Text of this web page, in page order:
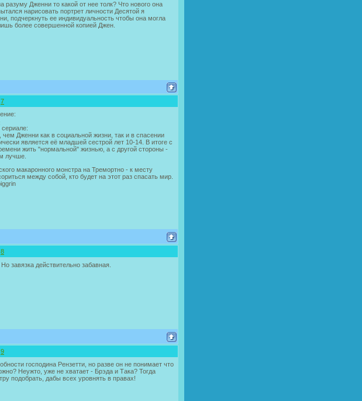
Дженни то какой от нее толк? Что нового она
нарисовать портрет личности Десятой я
подчеркнуть ее индивидуальность чтобы она могла
более совершенной копией Джен.
7
сериале:
Дженни как в социальной жизни, так и в спасении
является её младшей сестрой лет 10-14. В итоге с
жить "нормальной" жизнью, а с другой стороны -
лучше.
макаронного монстра на Тремортно - к месту
между собой, кто будет на этот раз спасать мир.
8
Но завязка действительно забавная.
9
господина Рензетти, но разве он не понимает что
Неужто, уже не хватает - Брэда и Така? Тогда
подобрать, дабы всех уровнять в правах!